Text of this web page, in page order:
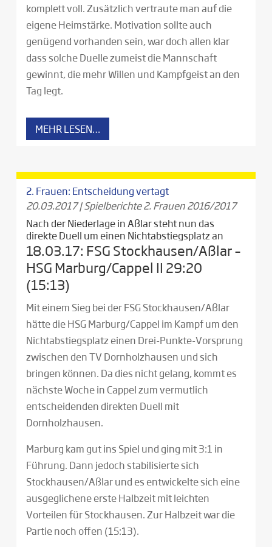
komplett voll. Zusätzlich vertraute man auf die
eigene Heimstärke. Motivation sollte auch
genügend vorhanden sein, war doch allen klar
dass solche Duelle zumeist die Mannschaft
gewinnt, die mehr Willen und Kampfgeist an den
Tag legt.
MEHR LESEN…
2. Frauen: Entscheidung vertagt
20.03.2017|Spielberichte 2. Frauen 2016/2017
Nach der Niederlage in Aßlar steht nun das
direkte Duell um einen Nichtabstiegsplatz an
18.03.17: FSG Stockhausen/Aßlar –
HSG Marburg/Cappel II 29:20
(15:13)
Mit einem Sieg bei der FSG Stockhausen/Aßlar
hätte die HSG Marburg/Cappel im Kampf um den
Nichtabstiegsplatz einen Drei-Punkte-Vorsprung
zwischen den TV Dornholzhausen und sich
bringen können. Da dies nicht gelang, kommt es
nächste Woche in Cappel zum vermutlich
entscheidenden direkten Duell mit
Dornholzhausen.
Marburg kam gut ins Spiel und ging mit 3:1 in
Führung. Dann jedoch stabilisierte sich
Stockhausen/Aßlar und es entwickelte sich eine
ausgeglichene erste Halbzeit mit leichten
Vorteilen für Stockhausen. Zur Halbzeit war die
Partie noch offen (15:13).